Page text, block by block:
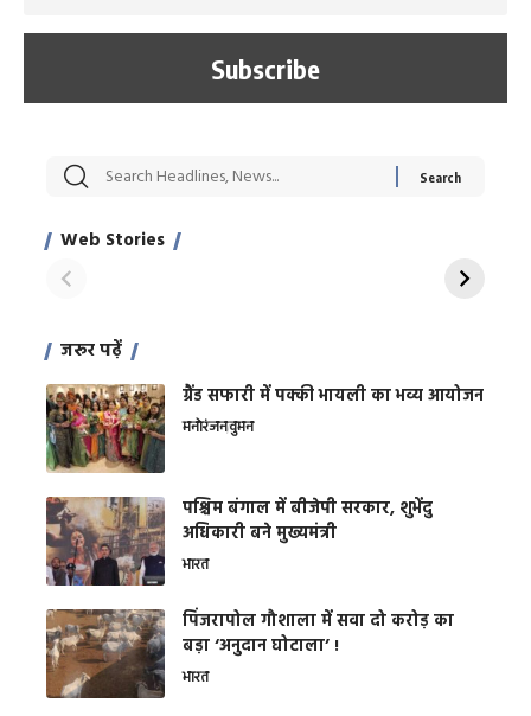
Web Stories
सट्टेबाजी में अरेस्ट हुए
साहिल खान
रोज एक कच्चे लहसुन
जरूर पढ़ें
ग्रैंड सफारी में पक्की भायली का भव्य आयोजन
मनोरंजनवुमन
पश्चिम बंगाल में बीजेपी सरकार, शुभेंदु
अधिकारी बने मुख्यमंत्री
भारत
​पिंजरापोल गौशाला में सवा दो करोड़ का
बड़ा ‘अनुदान घोटाला’ !
भारत